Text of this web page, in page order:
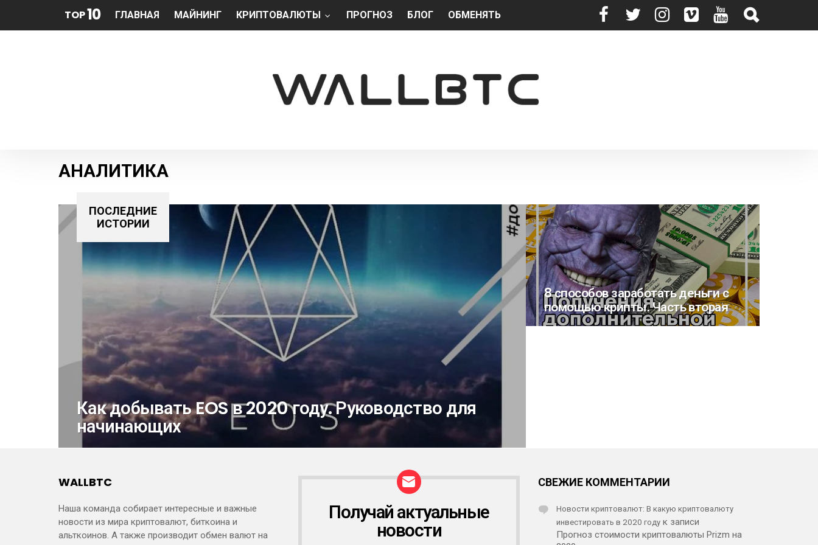
TOP10 ГЛАВНАЯ МАЙНИНГ КРИПТОВАЛЮТЫ ПРОГНОЗ БЛОГ ОБМЕНЯТЬ
АНАЛИТИКА
ПОСЛЕДНИЕ
ИСТОРИИ
Как добывать EOS в 2020 году. Руководство для
начинающих
8 способов заработать деньги с
помощью крипты. Часть вторая
WALLBTC
Наша команда собирает интересные и важные
новости из мира криптовалют, биткоина и
альткоинов. А также производит обмен валют на
Получай актуальные
новости
СВЕЖИЕ КОММЕНТАРИИ
Новости криптовалют: В какую криптовалюту
инвестировать в 2020 годук записи
Прогноз стоимости криптовалюты Prizm на